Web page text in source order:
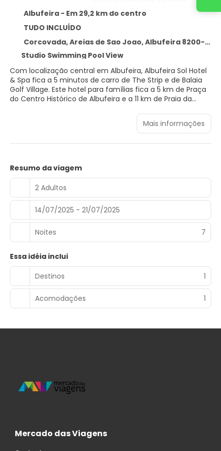
Albufeira - Em 29,2 km do centro
TUDO INCLUÍDO
Corcovada, Areias de Sao Joao, Albufeira 8200-664
Studio Swimming Pool View
Com localização central em Albufeira, Albufeira Sol Hotel
& Spa fica a 5 minutos de carro de The Strip e de Balaia
Golf Village. Este hotel para famílias fica a 5 km de Praça
do Centro Histórico de Albufeira e a 11 km de Praia da
Relaxe no spa de serviço completo, onde você pode
desfrutar de massagens, tratamentos para o corpo e
tratamentos faciais. Você certamente vai curtir as
de bicicletas. Este hotel oferece comodidades como Wi-
Fi de cortesia, cabeleireiro e TV na área comum.
Sinta-se em casa em um de nossos 180 quartos com ar-
condicionado, geladeiras e micro-ondas. Os quartos
possuem varandas particulares. Nos quartos, você
encontra TVs LCD com canais via satélite para a sua
diversão, além de Wi-Fi de cortesia para navegar na web.
Banheiro privativo com chuveiro/banheira combinados
Saboreie uma deliciosa refeição no um restaurante ou
hospede-se no local e aproveite o serviço de quarto
(horário limitado) deste hotel. Relaxe com a sua bebida
favorita em um bar/lounge ou um bar ao lado da piscina.
Há café da manhã (buffet) disponível diariamente, entre
Mais informações
Resumo da viagem
2 Adultos
14/07/2025 - 21/07/2025
Noites 7
Essa idéia inclui
Destinos
1
Acomodações 1
Mercado das Viagens